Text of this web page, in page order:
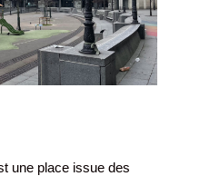
une place issue des